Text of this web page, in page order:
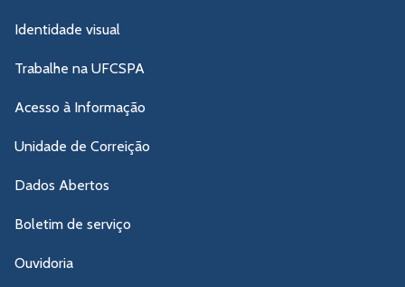
Identidade visual
Trabalhe na UFCSPA
Acesso à Informação
Unidade de Correição
Dados Abertos
Boletim de serviço
Ouvidoria